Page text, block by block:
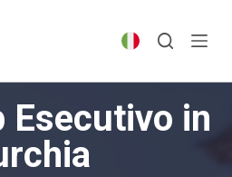
Esecutivo in